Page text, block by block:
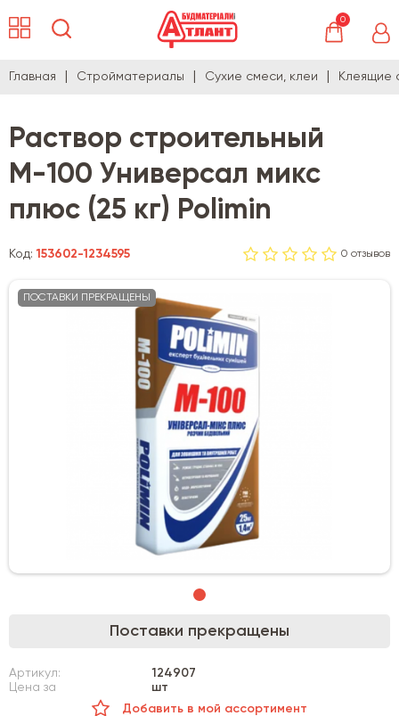
0
Главная Стройматериалы Сухие смеси, клеи Клеящие
Раствор строительный
М-100 Универсал микс
плюс (25 кг) Polimin
Код:153602-1234595 0 отзывов
ПОСТАВКИ ПРЕКРАЩЕНЫ
Поставки прекращены
Артикул:
124907
Цена за
шт
Добавить в мой ассортимент